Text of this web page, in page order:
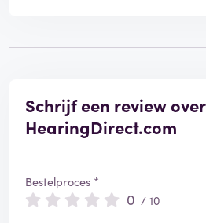
Schrijf een review over
HearingDirect.com
Bestelproces *
0 / 10